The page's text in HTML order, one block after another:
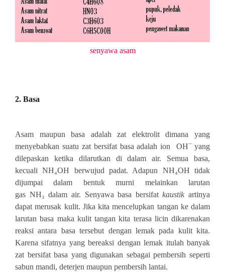
senyawa asam
2. Basa
Asam maupun basa adalah zat elektrolit dimana yang
menyebabkan suatu zat bersifat basa adalah ion
OH− yang
dilepaskan ketika dilarutkan di dalam air. Semua basa,
kecuali NH₄OH
berwujud padat. Adapun NH₄OH tidak
dijumpai dalam bentuk murni melainkan larutan
gas NH₃ dalam air. Senyawa basa bersifatkaustik artinya
dapat merusak kulit. Jika kita mencelupkan tangan ke dalam
larutan basa maka kulit tangan kita terasa licin dikarenakan
reaksi antara basatersebut dengan lemak pada kulit kita.
Karena sifatnya yang bereaksi dengan lemak itulah banyak
zat bersifat basa yang digunakan sebagai pembersih seperti
sabun mandi, deterjen maupun pembersih lantai.